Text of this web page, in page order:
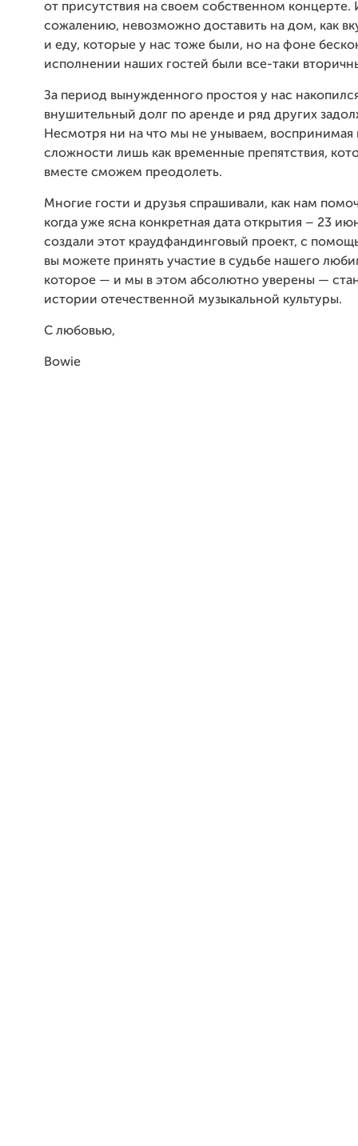
от присутствия на своем собственном концерте.
сожалению, невозможно доставить на дом, как
и еду, которые у нас тоже были, но на фоне
исполнении наших гостей были все-таки
За период вынужденного простоя у нас
внушительный долг по аренде и ряд других
Несмотря ни на что мы не унываем, воспринимая
сложности лишь как временные препятствия,
вместе сможем преодолеть.
Многие гости и друзья спрашивали, как нам
когда уже ясна конкретная дата открытия – 23
создали этот краудфандинговый проект, с
вы можете принять участие в судьбе нашего
которое — и мы в этом абсолютно уверены —
истории отечественной музыкальной культуры.
С любовью,
Bowie